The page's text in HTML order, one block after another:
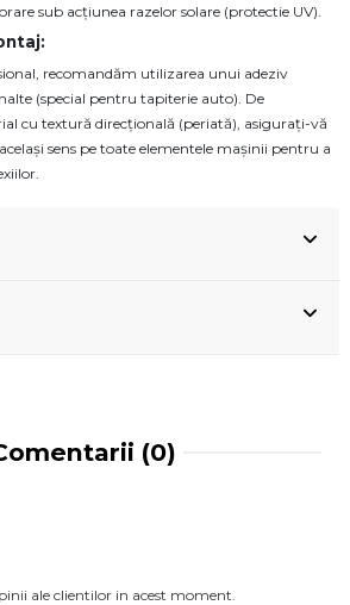
sub acțiunea razelor solare (protectie UV).
recomandăm utilizarea unui adeziv
(special pentru tapiterie auto). De
cu textură direcțională (periată), asigurați-vă
sens pe toate elementele mașinii pentru a
(0)
ale clientilor in acest moment.